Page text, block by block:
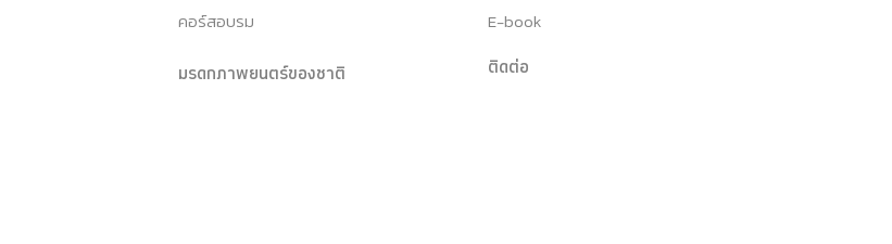
คอร์สอบรม
มรดกภาพยนตร์ของชาติ
E-book
ติดต่อ